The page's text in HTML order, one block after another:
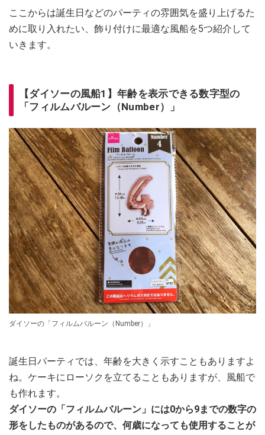
ここからは誕生日などのパーティの雰囲気を盛り上げるた
めに取り入れたい、飾り付けに最適な風船を5つ紹介して
いきます。
【ダイソーの風船1】年齢を表示できる数字型の
「フィルムバルーン（Number）」
ダイソーの「フィルムバルーン（Number）」
誕生日パーティでは、年齢を大きく示すこともありますよ
ね。ケーキにローソクを立てることもありますが、風船で
も作れます。
ダイソーの「フィルムバルーン」には0から9までの数字の
形をしたものがあるので、何歳になっても使用することが